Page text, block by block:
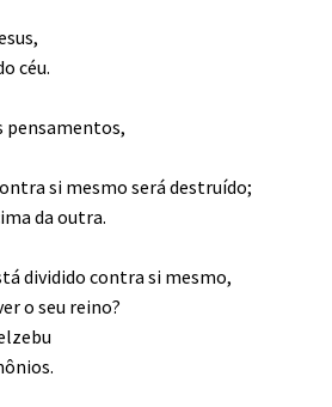
céu.
pensamentos,
si mesmo será destruído;
da outra.
dividido contra si mesmo,
o seu reino?